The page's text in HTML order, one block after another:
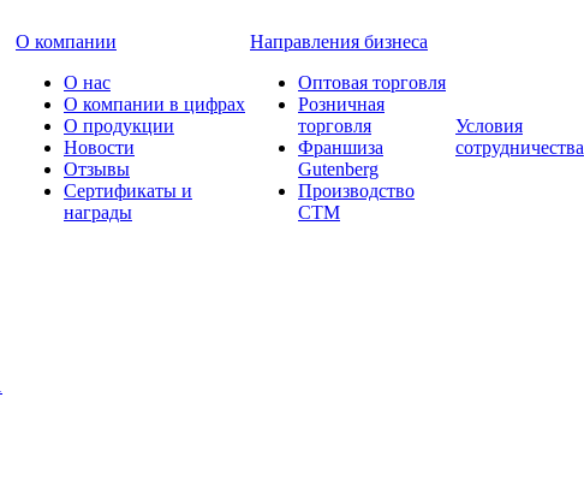
О компании
О нас
О компании в цифрах
О продукции
Новости
Отзывы
Сертификаты и
награды
Направления бизнеса
Оптовая торговля
Розничная
торговля
Франшиза
Gutenberg
Производство
СТМ
Условия
сотрудничества